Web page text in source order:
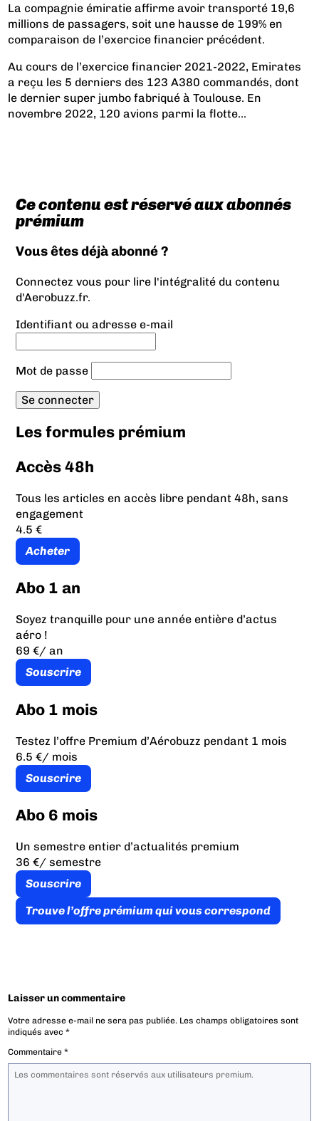
La compagnie émiratie affirme avoir transporté 19,6
millions de passagers, soit une hausse de 199% en
comparaison de l’exercice financier précédent.
Au cours de l’exercice financier 2021-2022, Emirates
a reçu les 5 derniers des 123 A380 commandés, dont
le dernier super jumbo fabriqué à Toulouse. En
novembre 2022, 120 avions parmi la flotte...
Ce contenu est réservé aux abonnés
prémium
Vous êtes déjà abonné ?
Connectez vous pour lire l'intégralité du contenu
d'Aerobuzz.fr.
Identifiant ou adresse e-mail
Mot de passe
Les formules prémium
Accès 48h
Tous les articles en accès libre pendant 48h, sans
engagement
4.5 €
Acheter
Abo 1 an
Soyez tranquille pour une année entière d’actus
aéro !
69 €/ an
Souscrire
Abo 1 mois
Testez l’offre Premium d’Aérobuzz pendant 1 mois
6.5 €/ mois
Souscrire
Abo 6 mois
Un semestre entier d’actualités premium
36 €/ semestre
Souscrire
Trouve l’offre prémium qui vous correspond
Laisser un commentaire
Votre adresse e-mail ne sera pas publiée. Les champs obligatoires sont
indiqués avec*
Commentaire*